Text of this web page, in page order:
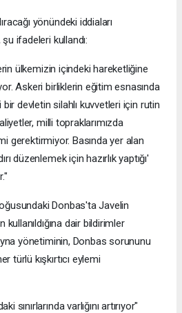
yönündeki iddiaları
ifadeleri kullandı:
ülkemizin içindeki hareketliğine
Askeri birliklerin eğitim esnasında
devletin silahlı kuvvetleri için rutin
milli topraklarımızda
gerektirmiyor. Basında yer alan
düzenlemek için hazırlık yaptığı'
Donbas'ta Javelin
dair bildirimler
yönetiminin, Donbas sorununu
türlü kışkırtıcı eylemi
sınırlarında varlığını artırıyor"